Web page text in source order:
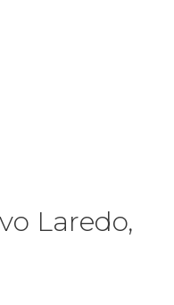
Laredo,